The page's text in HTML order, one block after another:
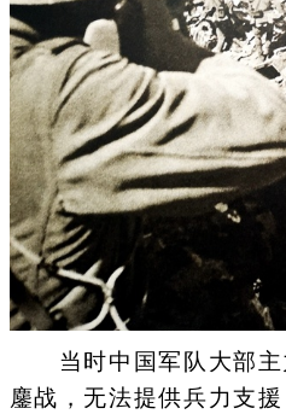
当时中国军队大部主
鏖战，无法提供兵力支